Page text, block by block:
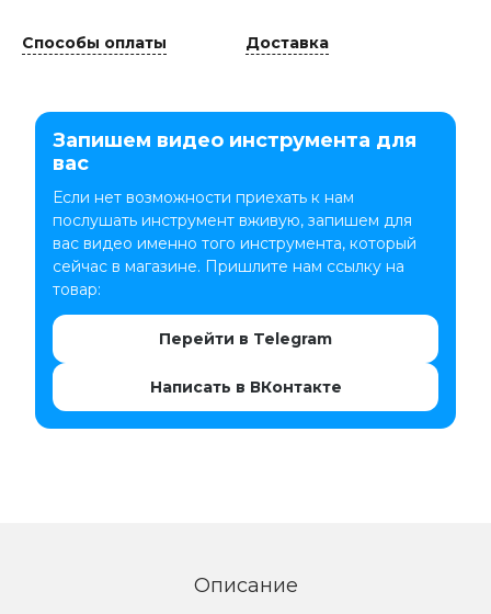
Способы оплаты Доставка
Запишем видео инструмента для
вас
Если нет возможности приехать к нам
послушать инструмент вживую, запишем для
вас видео именно того инструмента, который
сейчас в магазине. Пришлите нам ссылку на
товар:
Перейти в Telegram
Написать в ВКонтакте
Описание